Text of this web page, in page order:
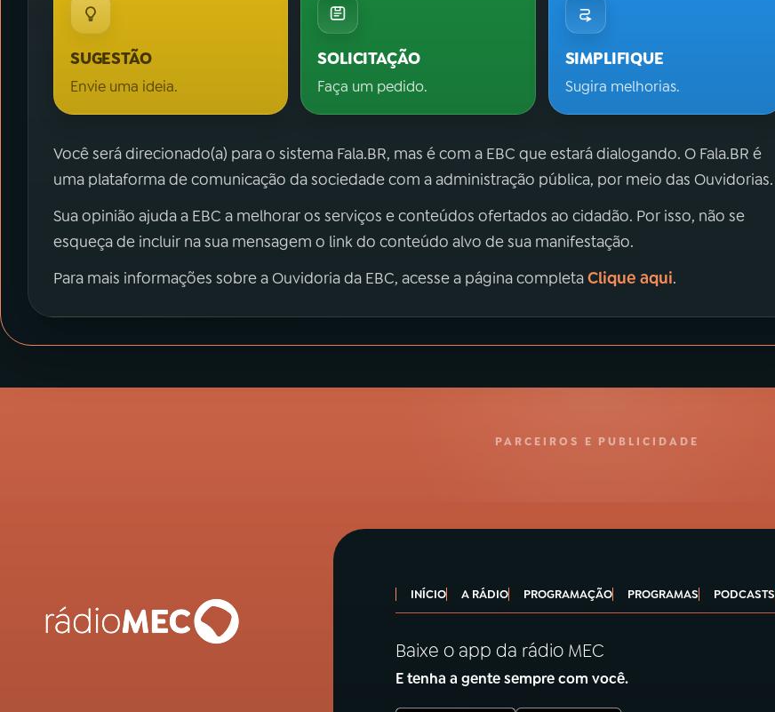
SUGESTÃO
Envie uma ideia.
SOLICITAÇÃO
Faça um pedido.
SIMPLIFIQUE
Sugira melhorias.
Você será direcionado(a) para o sistema Fala.BR, mas é com a EBC que estará dialogando. O Fala.BR é
uma plataforma de comunicação da sociedade com a administração pública, por meio das Ouvidorias.
Sua opinião ajuda a EBC a melhorar os serviços e conteúdos ofertados ao cidadão. Por isso, não se
esqueça de incluir na sua mensagem o link do conteúdo alvo de sua manifestação.
Para mais informações sobre a Ouvidoria da EBC, acesse a página completaClique aqui.
PARCEIROS E PUBLICIDADE
INÍCIO A RÁDIO PROGRAMAÇÃO PROGRAMAS PODCASTS
Baixe o app da rádio MEC
E tenha a gente sempre com você.